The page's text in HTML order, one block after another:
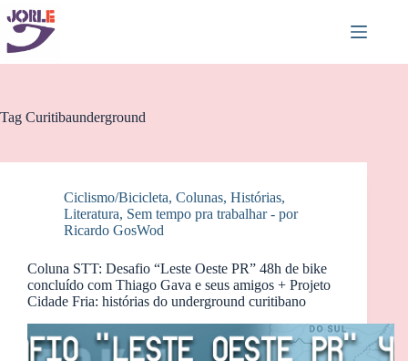
Pular
para
conteúdo
Tag Curitibaunderground
Ciclismo/Bicicleta, Colunas, Histórias,
Literatura, Sem tempo pra trabalhar - por
Ricardo GosWod
Coluna STT: Desafio “Leste Oeste PR” 48h de bike
concluído com Thiago Gava e seus amigos + Projeto
Cidade Fria: histórias do underground curitibano